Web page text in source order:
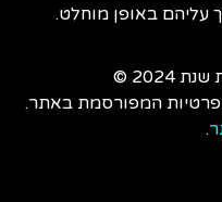
עליהם באופן מוחלט.
©
המפורסמת באתר.
.